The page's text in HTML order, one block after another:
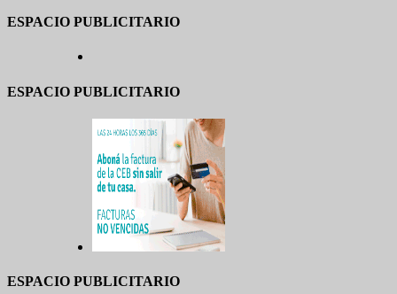
ESPACIO PUBLICITARIO
ESPACIO PUBLICITARIO
ESPACIO PUBLICITARIO